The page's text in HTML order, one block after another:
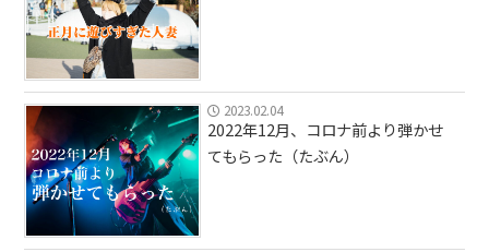
2023.02.04
2022年12月、コロナ前より弾かせ
てもらった（たぶん）